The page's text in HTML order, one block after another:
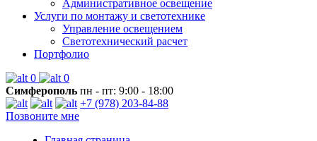
Административное освещение
Услуги по монтажу и светотехнике
Управление освещением
Светотехнический расчет
Портфолио
0
0
Симферополь пн - пт: 9:00 - 18:00
+7 (978) 203-84-88
Позвоните мне